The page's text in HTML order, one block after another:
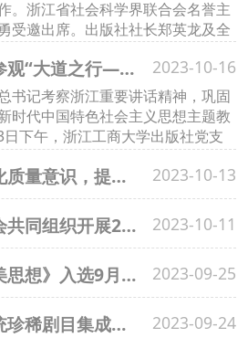
。浙江省社会科学界联合会名誉主
受邀出席。出版社社长郑英龙及全
出版社党支部组织参观“大道之行——‘八八战略’实施20周年大型主题展览” 2023-10-16
书记考察浙江重要讲话精神，巩固
时代中国特色社会主义思想主题教
下午，浙江工商大学出版社党支
极分子赴浙江展览馆参观“大道之
年大型主题展览”。
聚焦编校差错，强化质量意识，提升业务技能——我社系列编校培训进入第六讲 2023-10-13
出版社与杂志社工会共同组织开展2023年员工登山活动 2023-10-11
我社图书《宋韵审美思想》入选9月人文社科类浙版好书 2023-09-25
我社图书《调腔传统珍稀剧目集成》荣获第三届长三角区域印艺精品奖暨“四新”成果奖书籍类银奖 2023-09-24